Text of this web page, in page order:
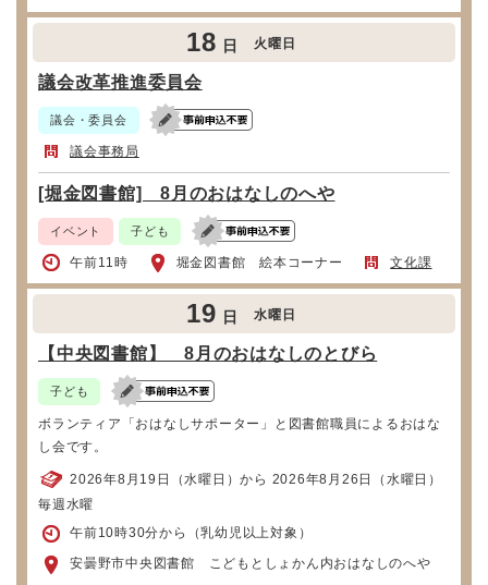
18 日 火曜日
議会改革推進委員会
議会・委員会
議会事務局
[堀金図書館] 8月のおはなしのへや
イベント 子ども
午前11時 堀金図書館 絵本コーナー 文化課
19 日 水曜日
【中央図書館】 8月のおはなしのとびら
子ども
ボランティア「おはなしサポーター」と図書館職員によるおはな
し会です。
2026年8月19日（水曜日）から 2026年8月26日（水曜日）
毎週水曜
午前10時30分から（乳幼児以上対象）
安曇野市中央図書館 こどもとしょかん内おはなしのへや